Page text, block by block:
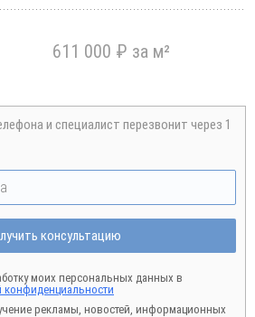
611 000 ₽ за м²
и специалист перезвонит через 1
консультацию
моих персональных данных в
конфиденциальности
рекламы, новостей, информационных